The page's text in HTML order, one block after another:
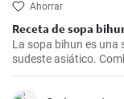
Ahorrar
Receta de sopa
La sopa bihun es una
sudeste asiático.
verduras y los fideos